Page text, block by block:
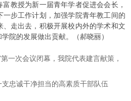
教授为新一届青年学者促进会会长，
步工作计划，加强学院青年教工间的
走出去，积极开展校内外的学术和文
院的发展做出贡献。（郝晓丽）
一次会议闭幕，我院代表建言献策，
忠诚干净担当的高素质干部队伍